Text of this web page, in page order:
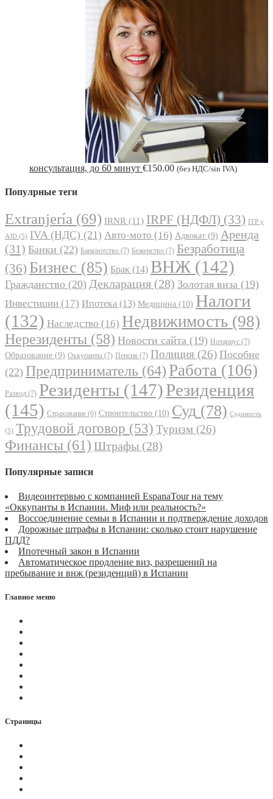
консультация, до 60 минут €150.00 (без НДС/sin IVA)
Популрные теги
Extranjería (69) IRNR (11) IRPF (НДФЛ) (33) ITP y
AJD (5) IVA (НДС) (21) Авто-мото (16) Адвокат (9) Аренда
(31) Банки (22) Банкротство (7) Беженство (7) Безработица
(36) Бизнес (85) Брак (14) ВНЖ (142)
Гражданство (20) Декларация (28) Золотая виза (19)
Инвестиции (17) Ипотека (13) Медицина (10) Налоги
(132) Наследство (16) Недвижимость (98)
Нерезиденты (58) Новости сайта (19) Нотариус (7)
Образование (9) Оккупанты (7) Пенсия (7) Полиция (26) Пособие
(22) Предприниматель (64) Работа (106)
Развод (7) Резиденты (147)Резиденция
(145) Страхование (6) Строительство (10) Суд (78) Судимость
(5) Трудовой договор (53) Туризм (26)
Финансы (61) Штрафы (28)
Популярные записи
Видеоинтервью с компанией EspanaTour на тему
«Оккупанты в Испании. Миф или реальность?»
Воссоединение семьи в Испании и подтверждение доходов
Дорожные штрафы в Испании: сколько стоит нарушение
ПДД?
Ипотечный закон в Испании
Автоматическое продление виз, разрешений на
пребывание и внж (резиденций) в Испании
Главное меню
Страницы